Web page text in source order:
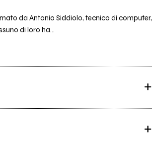
da Antonio Siddiolo, tecnico di computer,
di loro ha...